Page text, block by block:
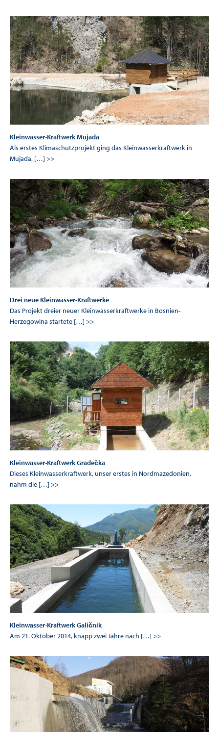
Kleinwasser-Kraftwerk Mujada
Als erstes Klimaschutzprojekt ging das Kleinwasserkraftwerk in
Mujada, […] >>
Drei neue Kleinwasser-Kraftwerke
Das Projekt dreier neuer Kleinwasserkraftwerke in Bosnien-
Herzegowina startete […] >>
Kleinwasser-Kraftwerk Gradečka
Dieses Kleinwasserkraftwerk, unser erstes in Nordmazedonien,
nahm die […] >>
Kleinwasser-Kraftwerk Galičnik
Am 21. Oktober 2014, knapp zwei Jahre nach […] >>